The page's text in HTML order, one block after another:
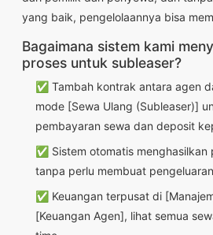
yang baik, pengelolaannya bisa
Bagaimana sistem kami
proses untuk subleaser?
✅ Tambah kontrak antara agen
mode [Sewa Ulang (Subleaser)]
pembayaran sewa dan deposit
✅ Sistem otomatis menghasilkan
tanpa perlu membuat
✅ Keuangan terpusat di
[Keuangan Agen], lihat semua